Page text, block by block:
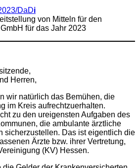
DaDi
von Mitteln für den
für das Jahr 2023
Herren,
wir natürlich das Bemühen, die
im Kreis aufrechtzuerhalten.
zu den ureigensten Aufgaben des
die ambulante ärztliche
sicherzustellen. Das ist eigentlich die
Ärzte bzw. ihrer Vertretung,
(KV) Hessen.